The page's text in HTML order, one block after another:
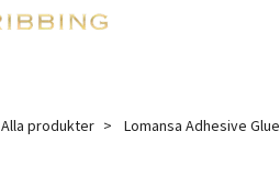
Alla produkter Lomansa Adhesive Glue